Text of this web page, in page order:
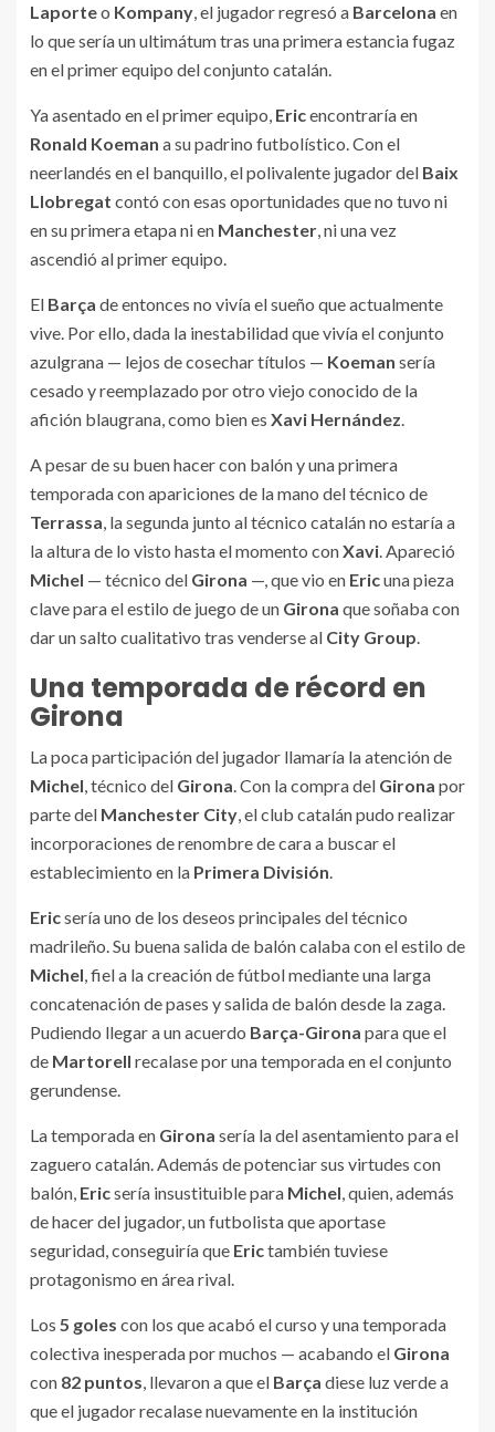
Laporteo Kompany, el jugador regresó a Barcelona en
lo que sería un ultimátum tras una primera estancia fugaz
en el primer equipo del conjunto catalán.
Ya asentado en el primer equipo, Ericencontraría en
Ronald Koeman a su padrino futbolístico. Con el
neerlandés en el banquillo, el polivalente jugador del Baix
Llobregat contó con esas oportunidades que no tuvo ni
en su primera etapa ni en Manchester, ni una vez
ascendió al primer equipo.
El Barça de entonces no vivía el sueño que actualmente
vive. Por ello, dada la inestabilidad que vivía el conjunto
azulgrana — lejos de cosechar títulos — Koeman sería
cesado y reemplazado por otro viejo conocido de la
afición blaugrana, como bien es Xavi Hernández.
A pesar de su buen hacer con balón y una primera
temporada con apariciones de la mano del técnico de
Terrassa, la segunda junto al técnico catalán no estaría a
la altura de lo visto hasta el momento conXavi. Apareció
Michel — técnico del Girona —, que vio en Ericuna pieza
clave para el estilo de juego de un Girona que soñaba con
dar un salto cualitativo tras venderse al City Group.
Una temporada de récord en
Girona
La poca participación del jugador llamaría la atención de
Michel, técnico del Girona. Con la compra del Girona por
parte del Manchester City, el club catalán pudo realizar
incorporaciones de renombre de cara a buscar el
establecimiento en la Primera División.
Ericsería uno de los deseos principales del técnico
madrileño. Su buena salida de balón calaba con el estilo de
Michel, fiel a la creación de fútbol mediante una larga
concatenación de pases y salida de balón desde la zaga.
Pudiendo llegar a un acuerdo Barça-Girona para que el
de Martorell recalase por una temporada en el conjunto
gerundense.
La temporada en Girona sería la del asentamiento para el
zaguero catalán. Además de potenciar sus virtudes con
balón, Ericsería insustituible para Michel, quien, además
de hacer del jugador, un futbolista que aportase
seguridad, conseguiría que Erictambién tuviese
protagonismo en área rival.
Los 5 goles con los que acabó el curso y una temporada
colectiva inesperada por muchos — acabando el Girona
con 82 puntos, llevaron a que el Barça diese luz verde a
que el jugador recalase nuevamente en la institución